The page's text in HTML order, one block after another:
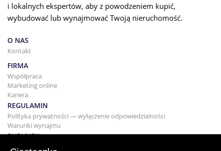
i lokalnych ekspertów, aby z powodzeniem kupić,
wybudować lub wynajmować Twoją nieruchomość.
O NAS
Kontakt
FIRMA
Współpraca
Marketing online
Kariera
REGULAMIN
Polityka prywatności — wyłączenie odpowiedzialności
Warunki wynajmu
BUDYNEK
Projektowanie